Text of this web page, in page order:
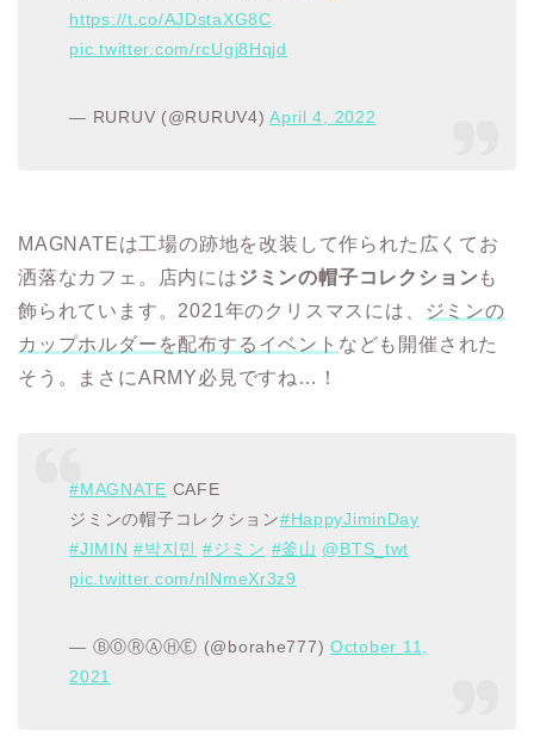
https://t.co/AJDstaXG8C
pic.twitter.com/rcUgj8Hqjd
— RURUV (@RURUV4)April 4, 2022
MAGNATEは工場の跡地を改装して作られた広くてお
洒落なカフェ。店内には ジミンの帽子コレクション も
飾られています。2021年のクリスマスには、
ジミンの
カップホルダーを配布するイベント なども開催された
そう。まさにARMY必見ですね…！
#MAGNATE CAFE
ジミンの帽子コレクション#HappyJiminDay
#JIMIN #박지민 #ジミン #釜山 @BTS_twt
pic.twitter.com/nlNmeXr3z9
— ⒷⓄⓇⒶⒽⒺ (@borahe777)October 11,
2021